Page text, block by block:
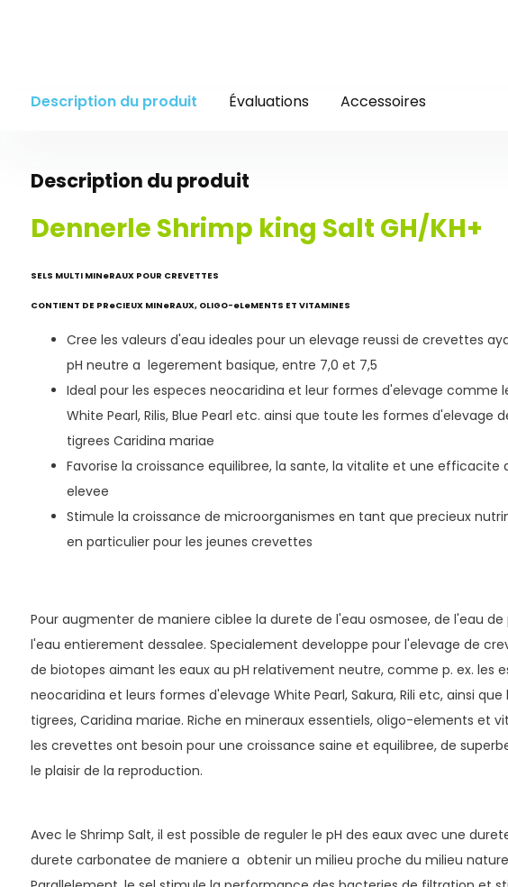
Description du produit Évaluations Accessoires
Description du produit
Dennerle Shrimp king Salt GH/KH+
SELS MULTI MINeRAUX POUR CREVETTES
CONTIENT DE PReCIEUX MINeRAUX, OLIGO-eLeMENTS ET VITAMINES
Cree les valeurs d'eau ideales pour un elevage reussi de crevettes
pH neutre a legerement basique, entre 7,0 et 7,5
Ideal pour les especes neocaridina et leur formes d'elevage comme
White Pearl, Rilis, Blue Pearl etc. ainsi que toute les formes d'elevage
tigrees Caridina mariae
Favorise la croissance equilibree, la sante, la vitalite et une efficacite
elevee
Stimule la croissance de microorganismes en tant que precieux
en particulier pour les jeunes crevettes
Pour augmenter de maniere ciblee la durete de l'eau osmosee, de l'eau de
l'eau entierement dessalee. Specialement developpe pour l'elevage de
de biotopes aimant les eaux au pH relativement neutre, comme p. ex. les
neocaridina et leurs formes d'elevage White Pearl, Sakura, Rili etc, ainsi
tigrees, Caridina mariae. Riche en mineraux essentiels, oligo-elements et
les crevettes ont besoin pour une croissance saine et equilibree, de
le plaisir de la reproduction.
Avec le Shrimp Salt, il est possible de reguler le pH des eaux avec une
durete carbonatee de maniere a obtenir un milieu proche du milieu